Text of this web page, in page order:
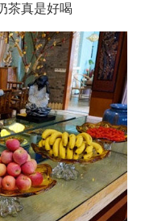
茶真是好喝